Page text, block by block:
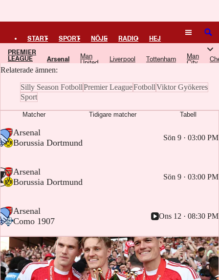
START SPORT NÖJE RADIO HEJ
PLUS TIPSA TV KULTUR LEDARE
SÖK
PREMIER
LEAGUE
Arsenal
Man
United
Liverpool Tottenham
Man
City
Arsenal FC
Här samlar vi artiklar, video och poddavsnitt om Arsenal FC.
Relaterade ämnen:
Silly Season FotbollPremier LeagueFotbollViktor Gyökeres
Sport
Matcher Tidigare matcher Tabell
-
Arsenal
-
Borussia Dortmund
Sön 9 · 03:00 PM
-
Arsenal
-
Borussia Dortmund
Sön 9 · 03:00 PM
-
Arsenal
-
Como 1907
Ons 12 · 08:30 PM